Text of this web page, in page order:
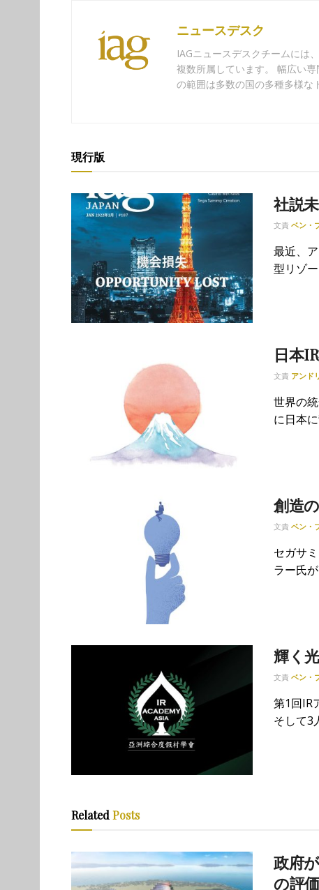
ニュースデスク
IAGニュースデスクチームには
複数所属しています。 幅広い
の範囲は多数の国の多種多様な
現行版
社説
文責 ベン・
最近、
型リゾ
日本
文責 アンド
世界の
に日本
創造
文責 ベン・
セガサ
ラー氏
輝く光
文責 ベン・
第1回IR
そして3
Related Posts
政府
の評